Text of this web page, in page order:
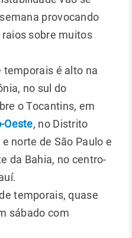
provocando
sobre muitos
temporais é alto na
no sul do
o Tocantins, em
Oeste, no Distrito
norte de São Paulo e
da Bahia, no centro-
temporais, quase
sábado com